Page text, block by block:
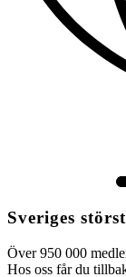
Sveriges
Över 950 000
Hos oss får du